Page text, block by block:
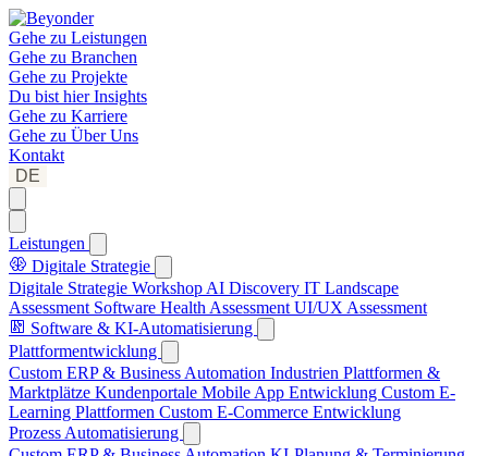
Gehe zu Leistungen
Gehe zu Branchen
Gehe zu Projekte
Du bist hierInsights
Gehe zu Karriere
Gehe zu Über Uns
Kontakt
DE
Leistungen
Digitale Strategie
Digitale Strategie Workshop AI Discovery IT Landscape
Assessment Software Health Assessment UI/UX Assessment
Software & KI-Automatisierung
Plattformentwicklung
Custom ERP & Business Automation Industrien Plattformen &
Marktplätze Kundenportale Mobile App Entwicklung Custom E-
Learning Plattformen Custom E-Commerce Entwicklung
Prozess Automatisierung